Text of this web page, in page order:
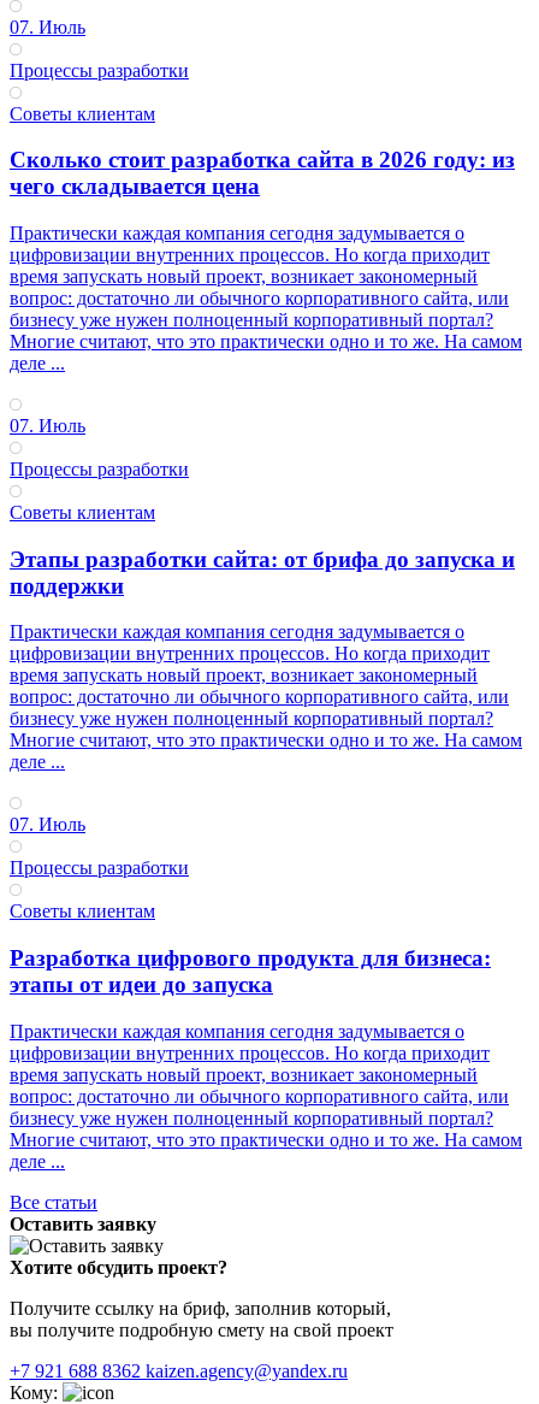
07. Июль
Процессы разработки
Советы клиентам
Сколько стоит разработка сайта в 2026 году: из
чего складывается цена
Практически каждая компания сегодня задумывается о
цифровизации внутренних процессов. Но когда приходит
время запускать новый проект, возникает закономерный
вопрос: достаточно ли обычного корпоративного сайта, или
бизнесу уже нужен полноценный корпоративный портал?
Многие считают, что это практически одно и то же. На самом
деле ...
07. Июль
Процессы разработки
Советы клиентам
Этапы разработки сайта: от брифа до запуска и
поддержки
Практически каждая компания сегодня задумывается о
цифровизации внутренних процессов. Но когда приходит
время запускать новый проект, возникает закономерный
вопрос: достаточно ли обычного корпоративного сайта, или
бизнесу уже нужен полноценный корпоративный портал?
Многие считают, что это практически одно и то же. На самом
деле ...
07. Июль
Процессы разработки
Советы клиентам
Разработка цифрового продукта для бизнеса:
этапы от идеи до запуска
Практически каждая компания сегодня задумывается о
цифровизации внутренних процессов. Но когда приходит
время запускать новый проект, возникает закономерный
вопрос: достаточно ли обычного корпоративного сайта, или
бизнесу уже нужен полноценный корпоративный портал?
Многие считают, что это практически одно и то же. На самом
деле ...
Все статьи
Оставить заявку
Хотите обсудить проект?
Получите ссылку на бриф, заполнив который,
вы получите подробную смету на свой проект
+7 921 688 8362 kaizen.agency@yandex.ru
Кому: